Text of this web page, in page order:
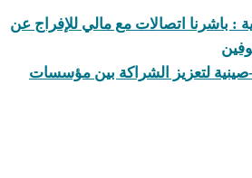
: باشرنا اتصالات مع مالي للإفراج عن
صينية لتعزيز الشراكة بين مؤسسات